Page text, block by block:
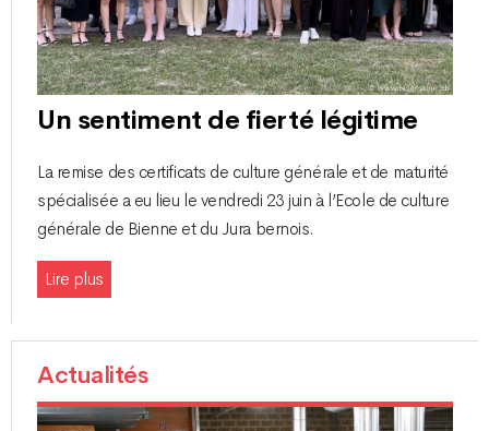
Un sentiment de fierté légitime
La remise des certificats de culture générale et de maturité
spécialisée a eu lieu le vendredi 23 juin à l’Ecole de culture
générale de Bienne et du Jura bernois.
Lire plus
Actualités